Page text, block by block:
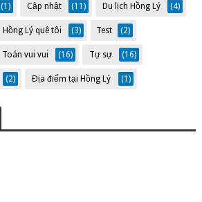
(1) Cập nhật (11) Du lịch Hồng Lý (4)
Hồng Lý quê tôi (3) Test (2)
Toán vui vui (16) Tự sự (16)
(2) Địa điểm tại Hồng Lý (1)